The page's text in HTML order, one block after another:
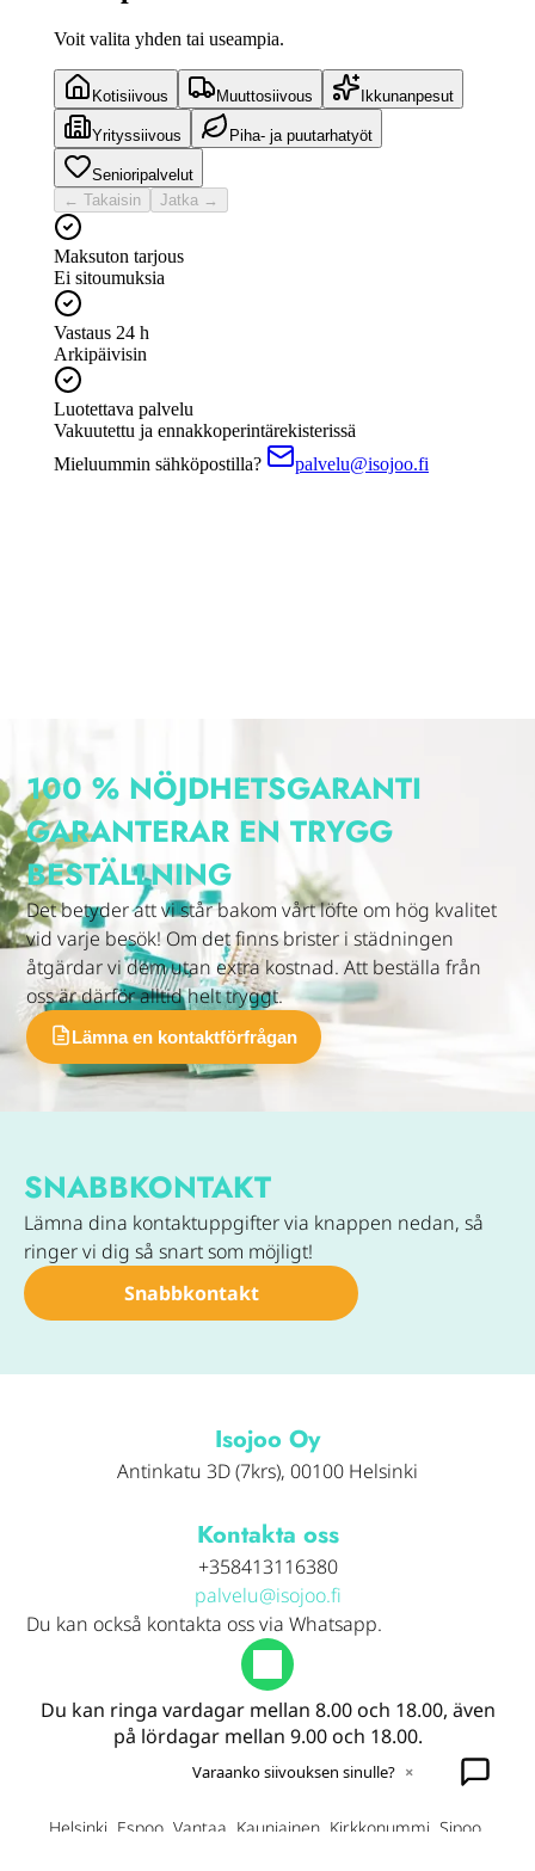
100 % NÖJDHETS­GARANTI
GARANTERAR EN TRYGG
BESTÄLLNING
Det betyder att vi står bakom vårt löfte om hög kvalitet
vid varje besök! Om det finns brister i städningen
åtgärdar vi dem utan extra kostnad. Att beställa från
oss är därför alltid helt tryggt.
SNABB­KONTAKT
Lämna dina kontaktuppgifter via knappen nedan, så
ringer vi dig så snart som möjligt!
Snabb­kontakt
Isojoo Oy
Antinkatu 3D (7krs), 00100 Helsinki
Kontakta oss
+358413116380
palvelu@isojoo.fi
Du kan också kontakta oss via Whatsapp.
Du kan ringa vardagar mellan 8.00 och 18.00, även
på lördagar mellan 9.00 och 18.00.
Helsinki Espoo Vantaa Kauniainen Kirkkonummi Sipoo
Varaanko siivouksen sinulle? ×